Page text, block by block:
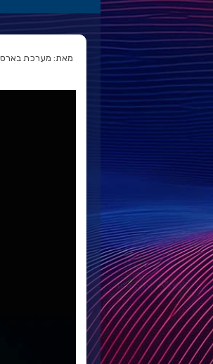
מאת: מערכת בארסה מאניה | 23/03/